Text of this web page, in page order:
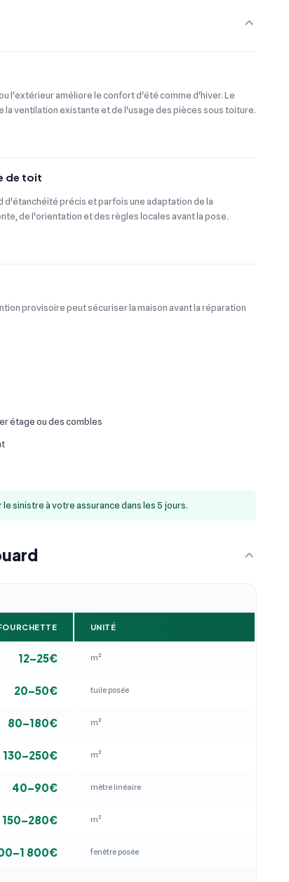
l'extérieur améliore le confort d'été comme d'hiver. Le
la ventilation existante et de l'usage des pièces sous toiture.
de toit
d'étanchéité précis et parfois une adaptation de la
de l'orientation et des règles locales avant la pose.
provisoire peut sécuriser la maison avant la réparation
étage ou des combles
sinistre à votre assurance dans les 5 jours.
UNITÉ
12–25€ m²
20–50€ tuile posée
80–180€ m²
130–250€ m²
40–90€ mètre linéaire
150–280€ m²
800€ fenêtre posée